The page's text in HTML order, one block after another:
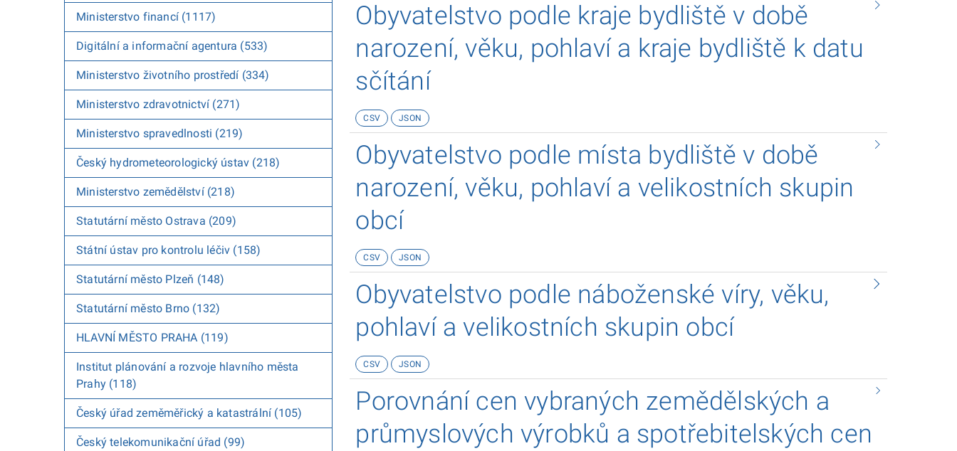
Ministerstvo financí (1117)
Digitální a informační agentura (533)
Ministerstvo životního prostředí (334)
Ministerstvo zdravotnictví (271)
Ministerstvo spravedlnosti (219)
Český hydrometeorologický ústav (218)
Ministerstvo zemědělství (218)
Statutární město Ostrava (209)
Státní ústav pro kontrolu léčiv (158)
Statutární město Plzeň (148)
Statutární město Brno (132)
HLAVNÍ MĚSTO PRAHA (119)
Institut plánování a rozvoje hlavního města
Prahy (118)
Český úřad zeměměřický a katastrální (105)
Český telekomunikační úřad (99)
Obyvatelstvo podle kraje bydliště v době
narození, věku, pohlaví a kraje bydliště k datu
sčítání
CSV JSON
Obyvatelstvo podle místa bydliště v době
narození, věku, pohlaví a velikostních skupin
obcí
CSV JSON
Obyvatelstvo podle náboženské víry, věku,
pohlaví a velikostních skupin obcí
CSV JSON
Porovnání cen vybraných zemědělských a
průmyslových výrobků a spotřebitelských cen